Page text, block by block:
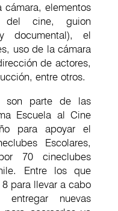
elementos
del cine, guion
documental), el
uso de la cámara
de actores,
entre otros.
son parte de las
Escuela al Cine
para apoyar el
Escolares,
70 cineclubes
Entre los que
para llevar a cabo
nuevas